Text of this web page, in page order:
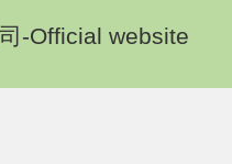
-Official website